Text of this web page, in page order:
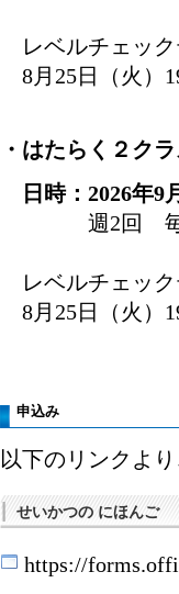
レベルチェック
8月25日（火）
・はたらく２ク
日時：2026年9
週2回 毎週
レベルチェック
8月25日（火）
申込み
以下のリンクよ
せいかつの にほんご
https://